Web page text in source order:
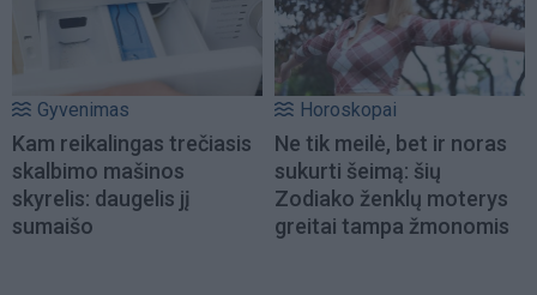
Gyvenimas
Kam reikalingas trečiasis
skalbimo mašinos
skyrelis: daugelis jį
sumaišo
Horoskopai
Ne tik meilė, bet ir noras
sukurti šeimą: šių
Zodiako ženklų moterys
greitai tampa žmonomis